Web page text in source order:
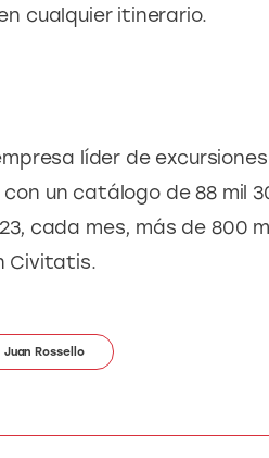
cualquier itinerario.
líder de
un catálogo de 88 mil
cada mes, más de 800
Civitatis.
Juan Rossello